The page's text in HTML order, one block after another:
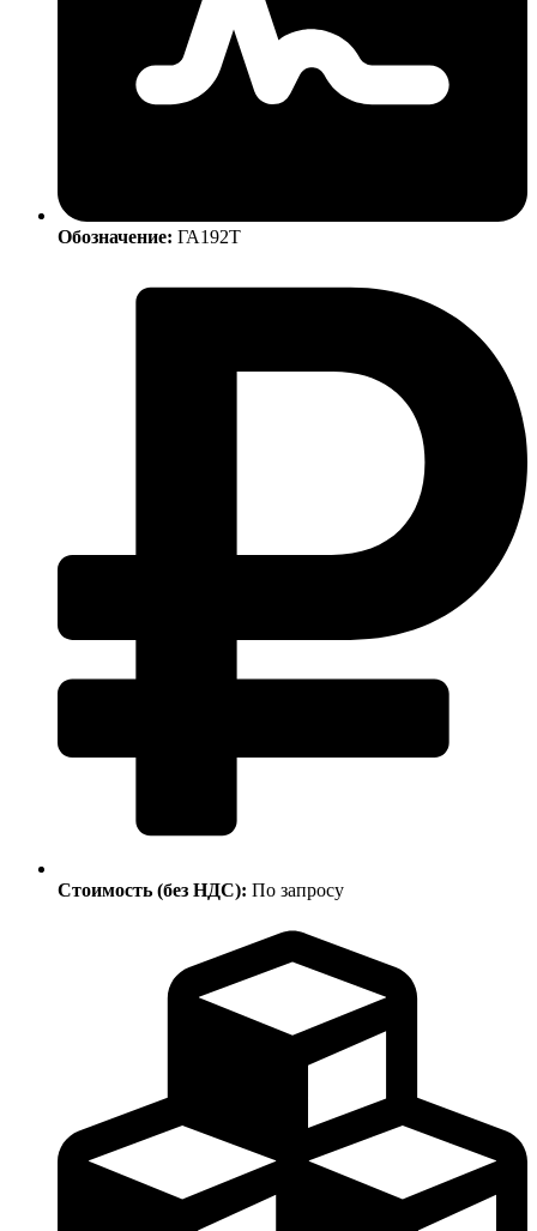
Обозначение: ГА192Т
Стоимость (без НДС): По запросу